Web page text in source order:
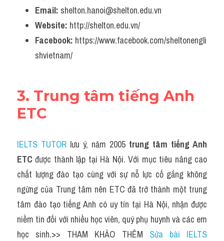
Email: shelton.hanoi@shelton.edu.vn
Website: http://shelton.edu.vn/
Facebook: https://www.facebook.com/sheltonengli
shvietnam/
3. Trung tâm tiếng Anh
ETC
IELTS TUTOR lưu ý, năm 2005 trung tâm tiếng Anh
ETC được thành lập tại Hà Nội. Với mục tiêu nâng cao
chất lượng đào tạo cùng với sự nỗ lực cố gắng không
ngừng của Trung tâm nên ETC đã trở thành một trung
tâm đào tạo tiếng Anh có uy tín tại Hà Nội, nhận được
niềm tin đối với nhiều học viên, quý phụ huynh và các em
học sinh.>> THAM KHẢO THÊM Sửa bài IELTS